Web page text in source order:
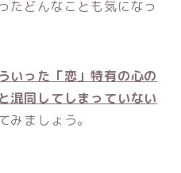
たどんなことも気になっ
いった「恋」特有の心の
混同してしまっていない
みましょう。